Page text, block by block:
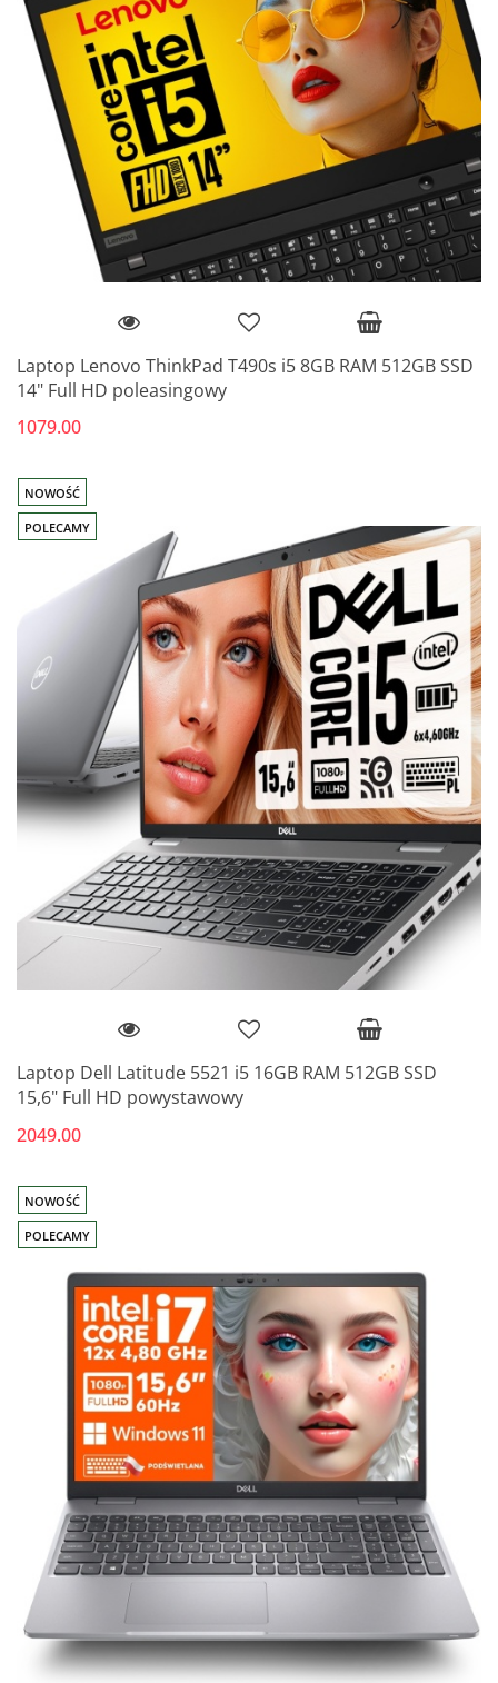
Laptop Lenovo ThinkPad T490s i5 8GB RAM 512GB SSD
14" Full HD poleasingowy
1079.00
NOWOŚĆ
POLECAMY
Laptop Dell Latitude 5521 i5 16GB RAM 512GB SSD
15,6" Full HD powystawowy
2049.00
NOWOŚĆ
POLECAMY